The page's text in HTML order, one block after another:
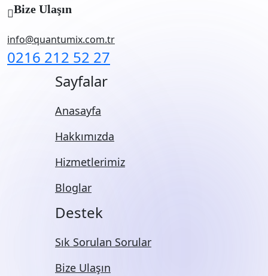
Bize Ulaşın
info@quantumix.com.tr
0216 212 52 27
Sayfalar
Anasayfa
Hakkımızda
Hizmetlerimiz
Bloglar
Destek
Sık Sorulan Sorular
Bize Ulaşın